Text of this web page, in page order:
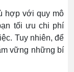
hợp với quy mô
tối ưu chi phí
Tuy nhiên, để
vững những bí